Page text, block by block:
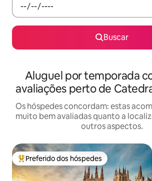
Buscar
Aluguel por temporada
avaliações perto de
Os hóspedes concordam: estas
muito bem avaliadas quanto a
outros aspectos.
Entre os melhores preferidos dos
Preferido dos hóspedes